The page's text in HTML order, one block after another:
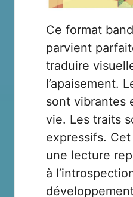
Ce format
parvient
traduire
l’apaisement.
sont vibrantes
vie. Les traits
expressifs.
une lecture
à